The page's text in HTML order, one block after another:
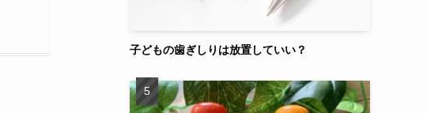
子どもの歯ぎしりは放置していい？